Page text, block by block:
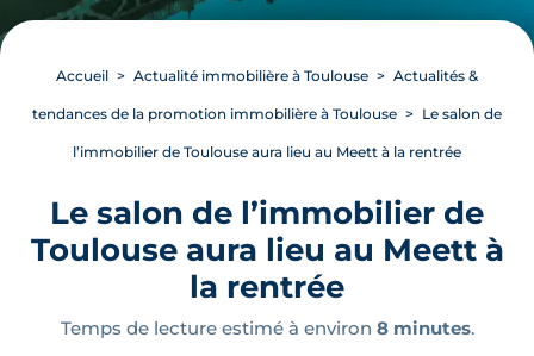
Accueil Actualité immobilière à Toulouse Actualités &
tendances de la promotion immobilière à Toulouse Le salon de
l’immobilier de Toulouse aura lieu au Meett à la rentrée
Le salon de l’immobilier de
Toulouse aura lieu au Meett à
la rentrée
Temps de lecture estimé à environ 8 minutes.